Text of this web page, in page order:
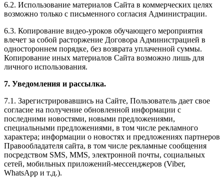
6.2. Использование материалов Сайта в коммерческих целях
возможно только с письменного согласия Администрации.
6.3. Копирование видео-уроков обучающего мероприятия
влечет за собой расторжение Договора Администрацией в
одностороннем порядке, без возврата уплаченной суммы.
Копирование иных материалов Сайта возможно лишь для
личного использования.
7. Уведомления и рассылка.
7.1. Зарегистрировавшись на Сайте, Пользователь дает свое
согласие на получение обновленной информации с
последними новостями, новыми предложениями,
специальными предложениями, в том числе рекламного
характера; информации о новостях и предложениях партнеров
Правообладателя сайта, в том числе рекламные сообщения
посредством SMS, MMS, электронной почты, социальных
сетей, мобильных приложений-мессенджеров (Viber,
WhatsApp и т.д.).